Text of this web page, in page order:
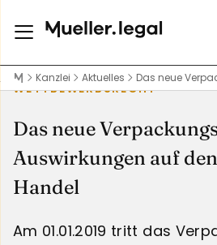
Kanzlei Aktuelles Das neue
WETTBEWERBSRECHT
Das neue
Auswirkungen auf
Handel
Am 01.01.2019 tritt das